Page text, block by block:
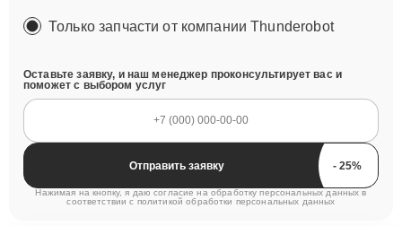
Только запчасти от компании Thunderobot
Оставьте заявку, и наш менеджер проконсультирует вас и
поможет с выбором услуг
Отправить заявку
Нажимая на кнопку, я даю согласие на обработку персональных данных в
соответствии с политикой обработки персональных данных